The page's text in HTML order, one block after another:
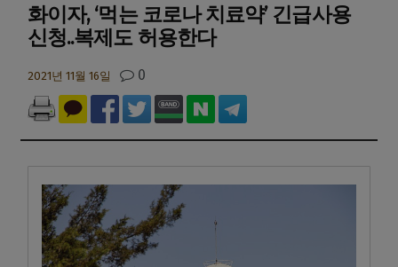
화이자, ‘먹는 코로나 치료약’ 긴급사용
신청..복제도 허용한다
2021년 11월 16일 0